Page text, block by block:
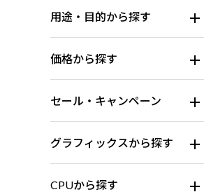
用途・目的から探す
価格から探す
セール・キャンペーン
グラフィックスから探す
CPUから探す